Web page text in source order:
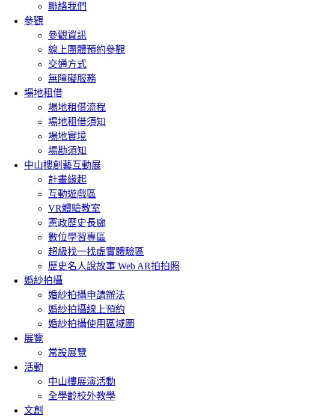
聯絡我們
參觀
參觀資訊
線上團體預約參觀
交通方式
無障礙服務
場地租借
場地租借流程
場地租借須知
場地實境
場勘須知
中山樓創藝互動展
計畫緣起
互動遊戲區
VR體驗教室
憲政歷史長廊
數位學習專區
超級找一找虛實體驗區
歷史名人說故事 Web AR拍拍照
婚紗拍攝
婚紗拍攝申請辦法
婚紗拍攝線上預約
婚紗拍攝使用區域圖
展覽
常設展覽
活動
中山樓展演活動
全學齡校外教學
文創